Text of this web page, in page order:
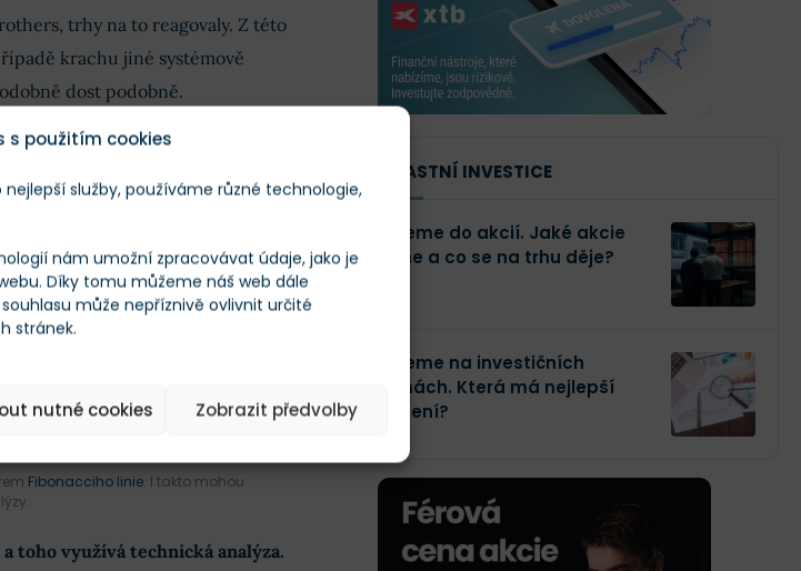
s použitím cookies
služby, používáme různé technologie,
nám umožní zpracovávat údaje, jako je
Díky tomu můžeme náš web dále
může nepříznivě ovlivnit určité
stránek.
nutné cookies Zobrazit předvolby
trhy na to reagovaly. Z této
krachu jiné systémově
dost podobně.
Fibonacciho linie. I takto mohou
toho využívá technická analýza.
NAŠE VLASTNÍ INVESTICE
Investujeme do akcií. Jaké akcie
kupujeme a co se na trhu děje?
Investujeme na investičních
platformách. Která má nejlepší
zhodnocení?